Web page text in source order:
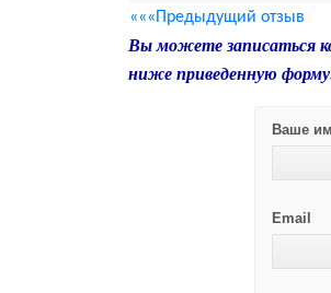
«««Предыдущий отзыв
Вы можете записаться
ниже приведенную
Ваше
Email